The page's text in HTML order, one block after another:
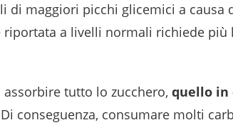
di maggiori picchi glicemici a causa
riportata a livelli normali richiede più
assorbire tutto lo zucchero, quello in
conseguenza, consumare molti